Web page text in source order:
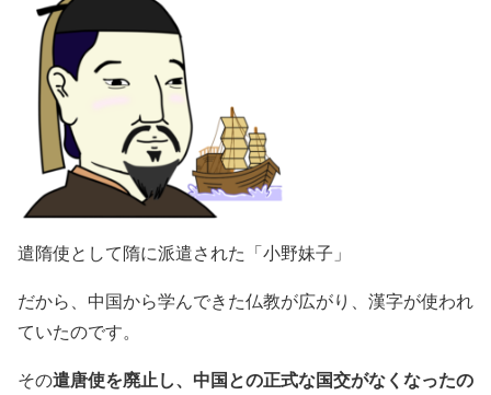
遣隋使として隋に派遣された「小野妹子」
だから、中国から学んできた仏教が広がり、漢字が使われ
ていたのです。
その遣唐使を廃止し、中国との正式な国交がなくなったの